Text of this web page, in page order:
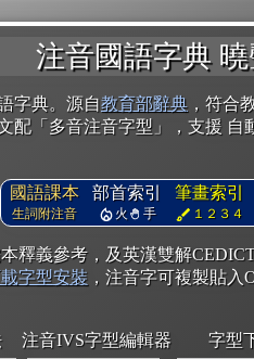
注音國語字典
字典。源自教育部辭典 ，符合
配「多音注音字型」，支援 自
國語課本
生詞附注音
部首索引
火 手
筆畫索引
１２３４
釋義參考，及英漢雙解
字型安裝 ，注音字可複製貼入
注音IVS字型編輯器 字型